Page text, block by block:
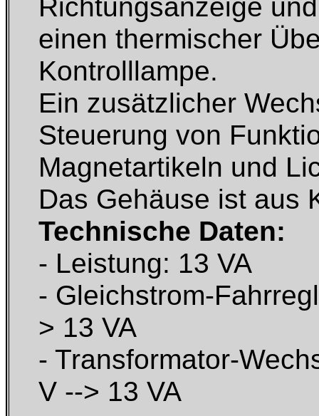
Richtungsanzeige
einen thermischer
Kontrolllampe.
Ein zusätzlicher
Steuerung von
Magnetartikeln und
Das Gehäuse ist aus
Technische Daten:
- Leistung: 13 VA
- Gleichstrom-
> 13 VA
- Transformator-
V --> 13 VA